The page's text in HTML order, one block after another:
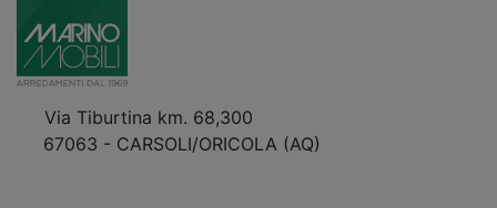
Via Tiburtina km. 68,300
67063 - CARSOLI/ORICOLA (AQ)